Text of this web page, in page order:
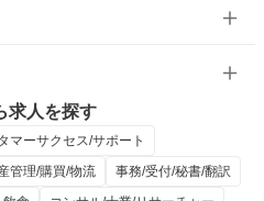
求人を探す
マーサクセス/サポート
管理/購買/物流
事務/受付/秘書/翻訳